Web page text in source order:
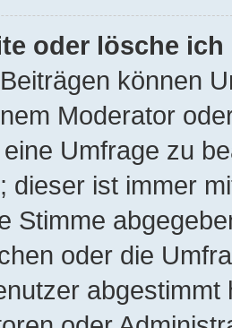
oder lösche
können
Moderator
Umfrage zu
dieser ist immer
Stimme
oder die